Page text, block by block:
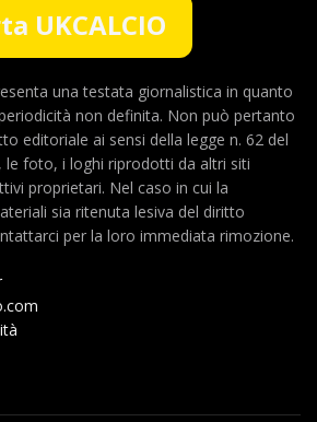
UKCALCIO
una testata giornalistica in quanto
non definita. Non può pertanto
editoriale ai sensi della legge n. 62 del
le foto, i loghi riprodotti da altri siti
proprietari. Nel caso in cui la
sia ritenuta lesiva del diritto
per la loro immediata rimozione.